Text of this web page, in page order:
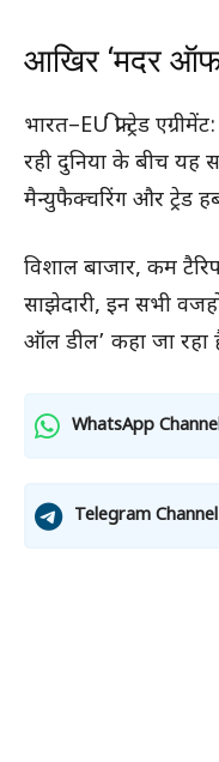
आखिर ‘मदर
भारत–EU फ्री ट्रेड
रही दुनिया के बीच
मैन्युफैक्चरिंग और ट्रेड
विशाल बाजार, कम
साझेदारी, इन सभी
ऑल डील’ कहा जा रहा
WhatsApp
Telegram Channel